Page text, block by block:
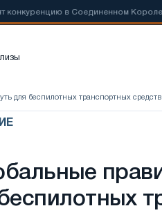
в Соединенном
для беспилотных транспортных средств